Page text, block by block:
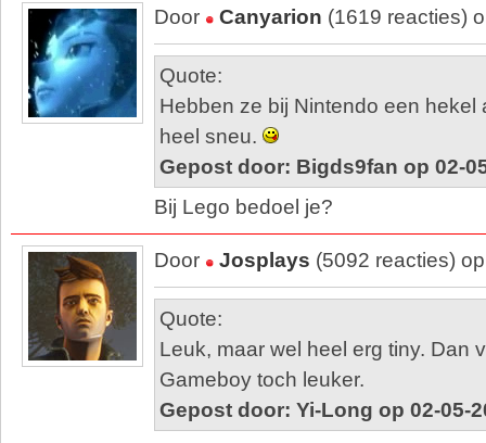
Door Canyarion (1619 reacties)
Quote:
Hebben ze bij Nintendo een hekel
heel sneu.
Gepost door: Bigds9fan op 02-
Bij Lego bedoel je?
Door Josplays (5092 reacties)
Quote:
Leuk, maar wel heel erg tiny. Dan
Gameboy toch leuker.
Gepost door: Yi-Long op 02-05-